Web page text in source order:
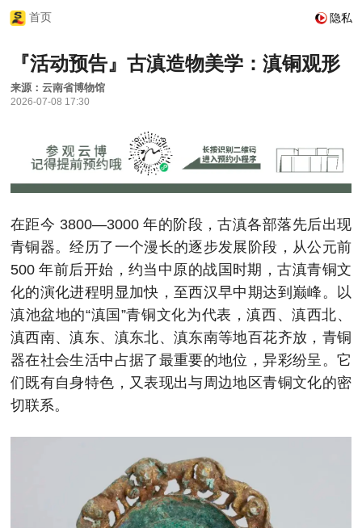
首页 隐私
『活动预告』古滇造物美学：滇铜观形
来源： 云南省博物馆
2026-07-08 17:30
在距今 3800—3000 年的阶段，古滇各部落先后出现
青铜器。经历了一个漫长的逐步发展阶段，从公元前
500 年前后开始，约当中原的战国时期，古滇青铜文
化的演化进程明显加快，至西汉早中期达到巅峰。以
滇池盆地的“滇国”青铜文化为代表，滇西、滇西北、
滇西南、滇东、滇东北、滇东南等地百花齐放，青铜
器在社会生活中占据了最重要的地位，异彩纷呈。它
们既有自身特色，又表现出与周边地区青铜文化的密
切联系。